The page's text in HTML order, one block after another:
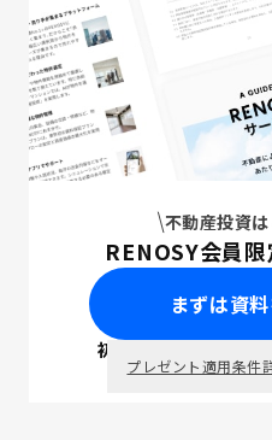
不動産投資
RENOSY会員限
まずは資
初回面談で
プレゼント適用条件